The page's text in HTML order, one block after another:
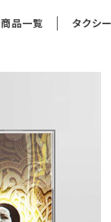
商品一覧 タクシ